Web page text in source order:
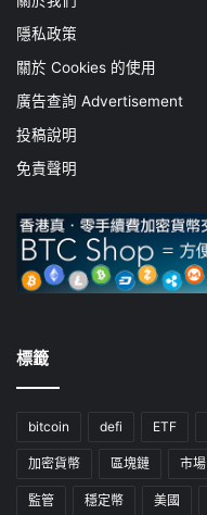
隱私政策
關於 Cookies 的使用
廣告查詢 Advertisement
投稿說明
免責聲明
標籤
bitcoin defi ETF
加密貨幣 區塊鏈 市場
監管 穩定幣 美國